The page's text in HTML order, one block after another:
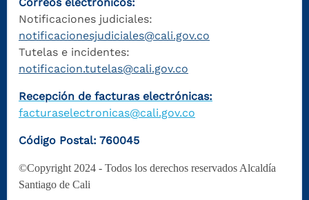
Correos electrónicos:
Notificaciones judiciales:
notificacionesjudiciales@cali.gov.co
Tutelas e incidentes:
notificacion.tutelas@cali.gov.co
Recepción de facturas electrónicas:
facturaselectronicas@cali.gov.co
Código Postal: 760045
©Copyright 2024 - Todos los derechos reservados Alcaldía
Santiago de Cali